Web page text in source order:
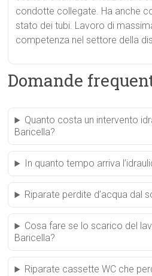
condotte collegate. Ha anche
stato dei tubi. Lavoro di
competenza nel settore della
Domande
Quanto costa un intervento
Baricella?
In quanto tempo arriva
Riparate perdite d’acqua dal
Cosa fare se lo scarico del
Baricella?
Riparate cassette WC che